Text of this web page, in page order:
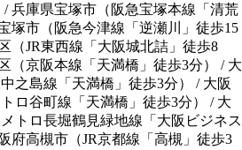
/ 兵庫県宝塚市（阪急宝塚本線「清荒
塚市（阪急今津線「逆瀬川」徒歩15
（JR東西線「大阪城北詰」徒歩8
（京阪本線「天満橋」徒歩3分） / 大
之島線「天満橋」徒歩3分） / 大阪
ロ谷町線「天満橋」徒歩3分） / 大
トロ長堀鶴見緑地線「大阪ビジネス
府高槻市（JR京都線「高槻」徒歩3